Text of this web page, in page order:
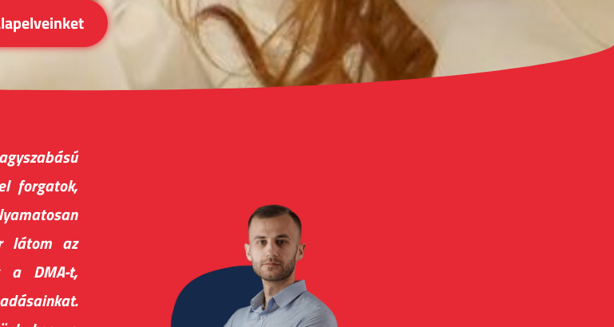
forgatok,
látom az
a DMA-t,